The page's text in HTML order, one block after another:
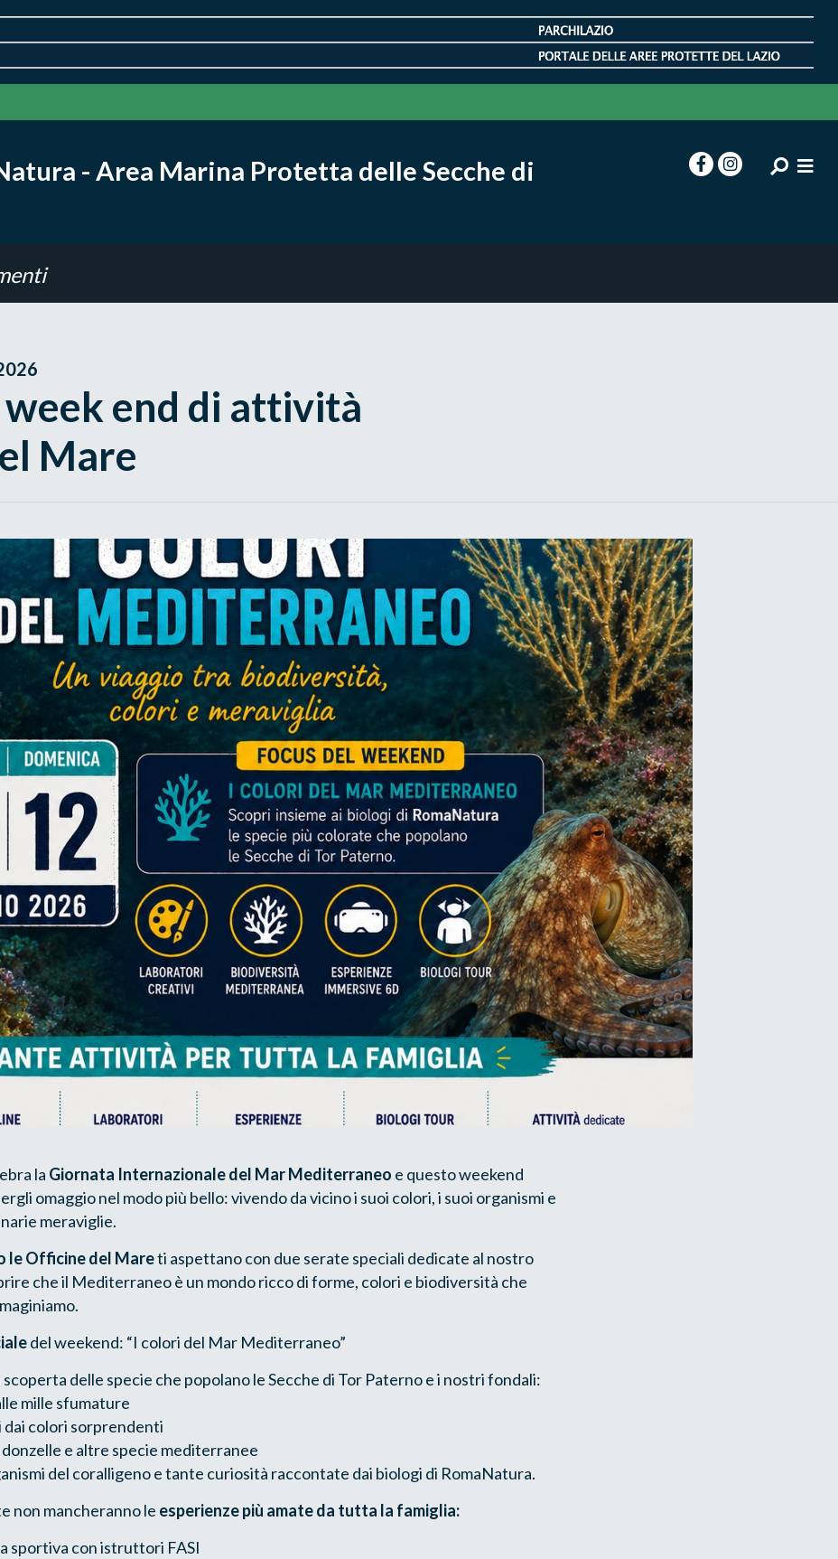
- Area Marina Protetta delle Secche di
week end di attività
Mare
la Giornata Internazionale del Mar Mediterraneo e questo weekend
omaggio nel modo più bello: vivendo da vicino i suoi colori, i suoi organismi e
meraviglie.
le Officine del Mareti aspettano con due serate speciali dedicate al nostro
che il Mediterraneo è un mondo ricco di forme, colori e biodiversità che
del weekend: “I colori del Mar Mediterraneo”
scoperta delle specie che popolano le Secche di Tor Paterno e i nostri fondali:
mille sfumature
dai colori sorprendenti
donzelle e altre specie mediterranee
del coralligeno e tante curiosità raccontate dai biologi di RomaNatura.
non mancheranno le esperienze più amate da tutta la famiglia:
sportiva con istruttori FASI